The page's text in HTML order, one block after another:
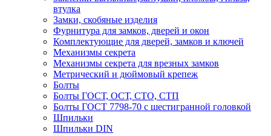
втулка
Замки, скобяные изделия
Фурнитура для замков, дверей и окон
Комплектующие для дверей, замков и ключей
Механизмы секрета
Механизмы секрета для врезных замков
Метрический и дюймовый крепеж
Болты
Болты ГОСТ, ОСТ, СТО, СТП
Болты ГОСТ 7798-70 с шестигранной головкой
Шпильки
Шпильки DIN